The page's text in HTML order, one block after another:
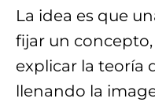
La idea es que
fijar un
explicar la teoría
llenando la